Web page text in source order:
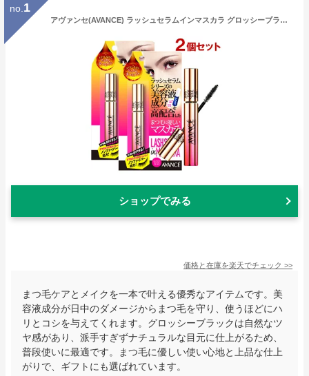
no. 1
アヴァンセ(AVANCE) ラッシュセラムインマスカラ グロッシーブラック ×2個セット まつ毛美容液配合 【送料込(北海道除く)】
ショップでみる
価格と在庫を楽天でチェック >>
まつ毛ケアとメイクを一本で叶える優秀なアイテムです。美
容液成分が日中のダメージからまつ毛を守り、使うほどにハ
リとコシを与えてくれます。グロッシーブラックは自然なツ
ヤ感があり、派手すぎずナチュラルな目元に仕上がるため、
普段使いに最適です。まつ毛に優しい使い心地と上品な仕上
がりで、ギフトにも選ばれています。